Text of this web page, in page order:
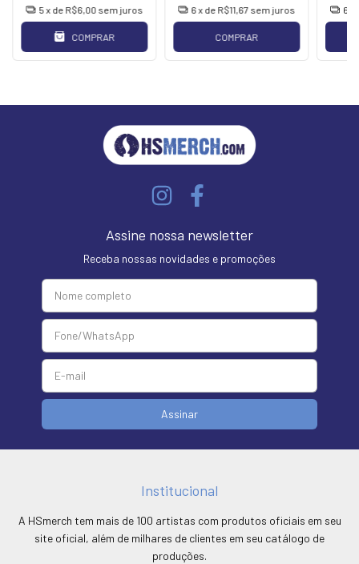
5x de R$6,00 sem juros
COMPRAR
6x de R$11,67 sem juros
COMPRAR
6
Assine nossa newsletter
Receba nossas novidades e promoções
Institucional
A HSmerch tem mais de 100 artistas com produtos oficiais em seu
site oficial, além de milhares de clientes em seu catálogo de
produções.